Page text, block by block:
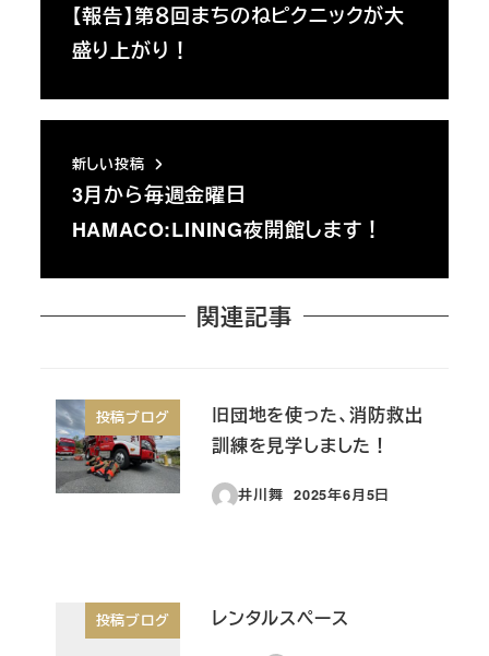
【報告】第８回まちのねピクニックが大
盛り上がり！
新しい投稿
3月から毎週金曜日
HAMACO:LINING夜開館します！
関連記事
投稿ブログ
旧団地を使った、消防救出
訓練を見学しました！
井川舞
投稿日
2025年6月5日
投稿ブログ レンタルスペース